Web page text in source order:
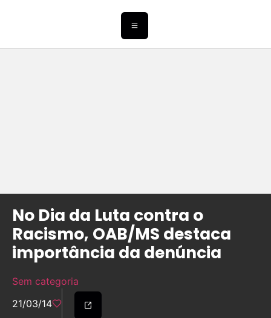
No Dia da Luta contra o
Racismo, OAB/MS destaca
importância da denúncia
Sem categoria
21/03/14